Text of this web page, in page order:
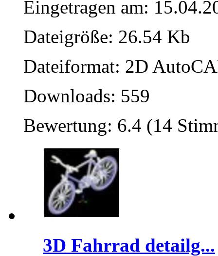
Eingetragen am:
Dateigröße: 26.54 Kb
Dateiformat: 2D
Downloads: 559
Bewertung: 6.4 (14
3D Fahrrad detailg...